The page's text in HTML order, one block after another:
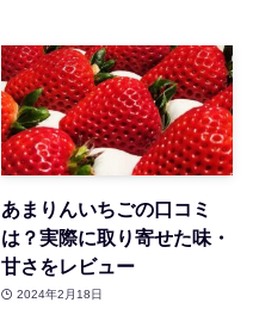
あまりんいちごの口コミ
は？実際に取り寄せた味・
甘さをレビュー
2024年2月18日